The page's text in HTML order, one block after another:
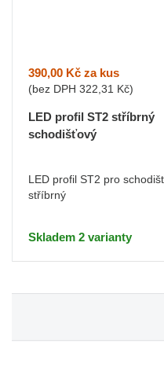
390,00 Kč za kus
(bez DPH 322,31 Kč)
LED profil ST2 stříbrný
schodišťový
LED profil ST2 pro
stříbrný
Skladem 2 varianty